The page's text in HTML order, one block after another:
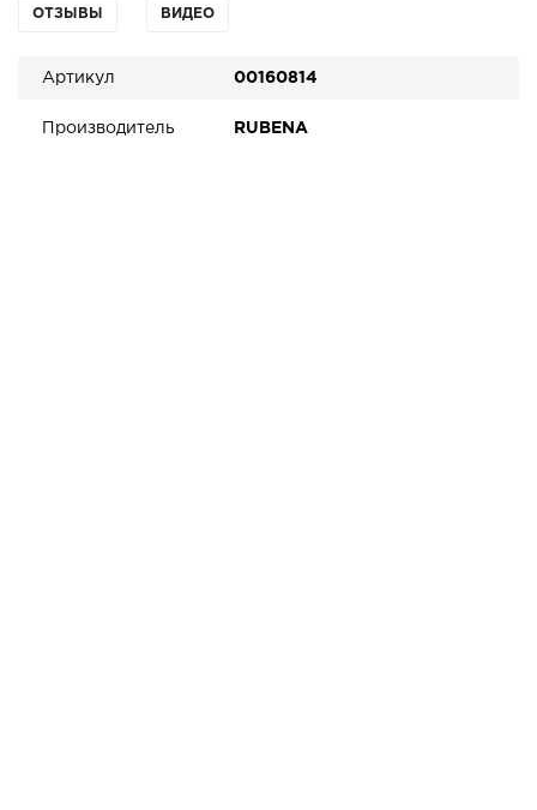
ОТЗЫВЫ ВИДЕО
Артикул 00160814
Производитель RUBENA